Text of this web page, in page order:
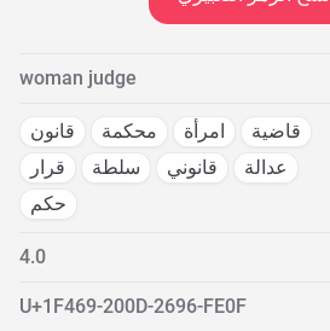
woman judge
قاضية امرأة محكمة
قانون
عدالة
قانوني سلطة
قرار
حكم
4.0
U+1F469-200D-2696-FE0F